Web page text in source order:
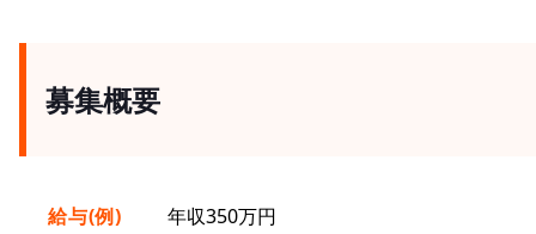
募集概要
給与(例) 年収350万円